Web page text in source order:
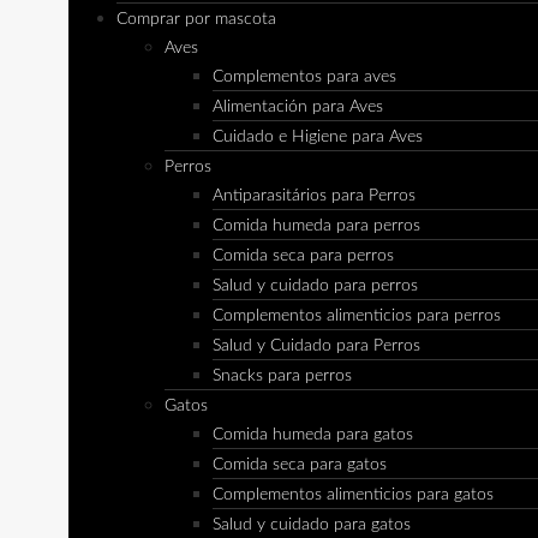
Comprar por mascota
Aves
Complementos para aves
Alimentación para Aves
Cuidado e Higiene para Aves
Perros
Antiparasitários para Perros
Comida humeda para perros
Comida seca para perros
Salud y cuidado para perros
Complementos alimenticios para perros
Salud y Cuidado para Perros
Snacks para perros
Gatos
Comida humeda para gatos
Comida seca para gatos
Complementos alimenticios para gatos
Salud y cuidado para gatos